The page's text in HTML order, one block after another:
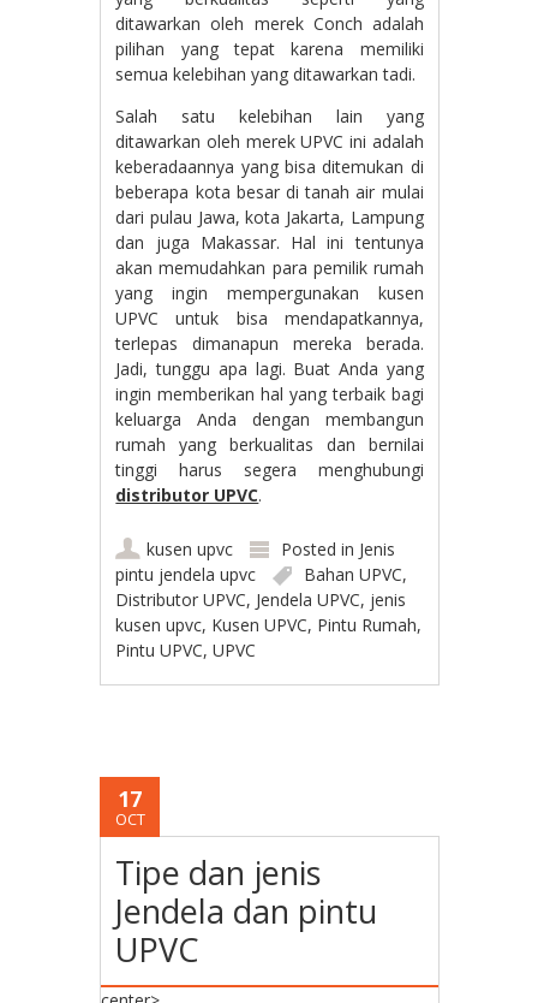
ditawarkan oleh merek Conch adalah
pilihan yang tepat karena memiliki
semua kelebihan yang ditawarkan tadi.
Salah satu kelebihan lain yang
ditawarkan oleh merek UPVC ini adalah
keberadaannya yang bisa ditemukan di
beberapa kota besar di tanah air mulai
dari pulau Jawa, kota Jakarta, Lampung
dan juga Makassar. Hal ini tentunya
akan memudahkan para pemilik rumah
yang ingin mempergunakan kusen
UPVC untuk bisa mendapatkannya,
terlepas dimanapun mereka berada.
Jadi, tunggu apa lagi. Buat Anda yang
ingin memberikan hal yang terbaik bagi
keluarga Anda dengan membangun
rumah yang berkualitas dan bernilai
tinggi harus segera menghubungi
distributor UPVC.
kusen upvc Posted in Jenis
pintu jendela upvc
Bahan UPVC,
Distributor UPVC, Jendela UPVC, jenis
kusen upvc, Kusen UPVC, Pintu Rumah,
Pintu UPVC,UPVC
17
OCT
Tipe dan jenis
Jendela dan pintu
UPVC